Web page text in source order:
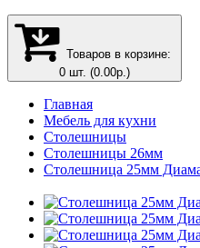
Товаров в корзине:
0 шт. (0.00р.)
Главная
Мебель для кухни
Столешницы
Столешницы 26мм
Столешница 25мм